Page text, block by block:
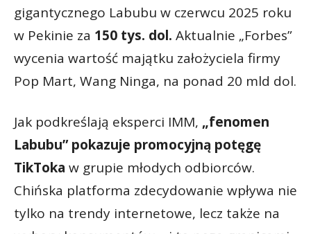
gigantycznego Labubu w czerwcu 2025 roku
w Pekinie za 150 tys. dol. Aktualnie „Forbes”
wycenia wartość majątku założyciela firmy
Pop Mart, Wang Ninga, na ponad 20 mld dol.
Jak podkreślają eksperci IMM, „fenomen
Labubu” pokazuje promocyjną potęgę
TikToka w grupie młodych odbiorców.
Chińska platforma zdecydowanie wpływa nie
tylko na trendy internetowe, lecz także na